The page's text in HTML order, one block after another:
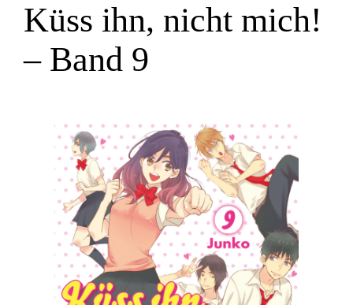
e
n
Küss ihn, nicht mich!
– Band 9